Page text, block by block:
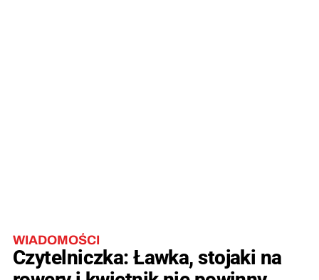
WIADOMOŚCI
Czytelniczka: Ławka, stojaki na